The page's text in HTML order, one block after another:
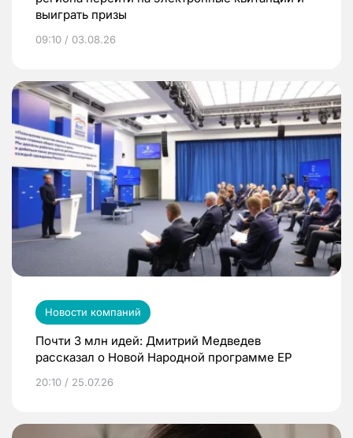
выиграть призы
09:10 / 03.08.26
Новости компаний
Почти 3 млн идей: Дмитрий Медведев
рассказал о Новой Народной программе ЕР
20:10 / 25.07.26